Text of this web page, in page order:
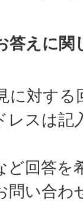
答えに関
に対する
レスは記
ど回答を
問い合